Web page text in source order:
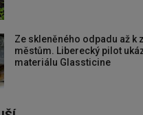
Ze skleněného odpadu až k
městům. Liberecký pilot
materiálu Glassticine